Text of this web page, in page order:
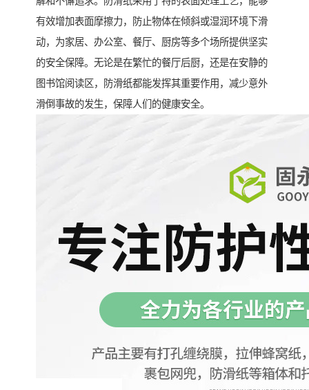
有效增加表面摩擦力，防止物体在倾斜或湿润环境下滑
动，为家居、办公室、餐厅、厨房等多个场所提供坚实
的安全保障。无论是在繁忙的餐厅后厨，还是在安静的
图书馆阅读区，防滑纸都能发挥其重要作用，减少意外
滑倒事故的发生，保障人们的健康安全。